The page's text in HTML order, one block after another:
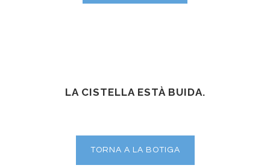
LA CISTELLA ESTÀ BUIDA.
TORNA A LA BOTIGA